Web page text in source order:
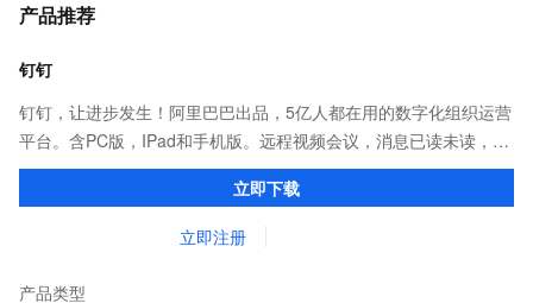
产品推荐
钉钉
钉钉，让进步发生！阿里巴巴出品，5亿人都在用的数字化组织运营
平台。含PC版，IPad和手机版。远程视频会议，消息已读未读，
DING消息任务管理，让沟通更高效；移动办公考勤，审批，钉闪
会，钉钉文档，钉钉教育解决方案。
立即下载
立即注册
产品类型